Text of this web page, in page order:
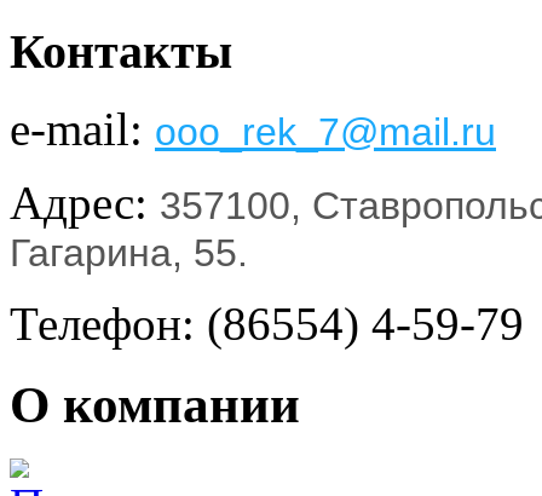
Контакты
e-mail: ooo_rek_7@mail.ru
Адрес: 357100,
Гагарина, 55.
Телефон: (86554) 4-59-79
О компании